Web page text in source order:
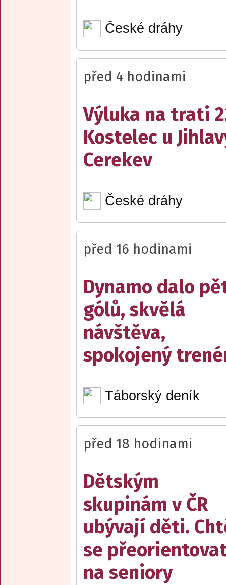
České dráhy
před 4 hodinami
Výluka na trati
Kostelec u
Cerekev
České dráhy
před 16 hodinami
Dynamo dalo
gólů, skvělá
návštěva,
spokojený
Táborský deník
před 18 hodinami
Dětským
skupinám v ČR
ubývají děti.
se
na seniory